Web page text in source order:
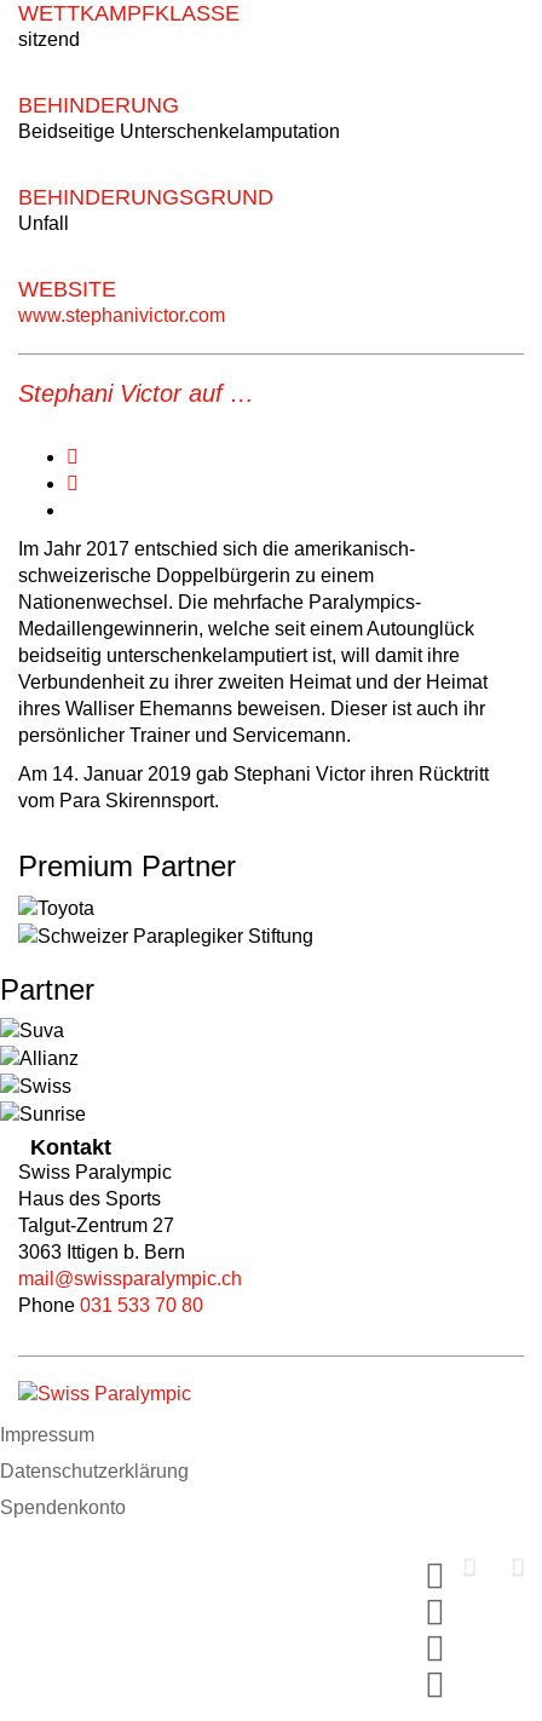
WETTKAMPFKLASSE
sitzend
BEHINDERUNG
Beidseitige Unterschenkelamputation
BEHINDERUNGSGRUND
Unfall
WEBSITE
www.stephanivictor.com
Stephani Victor auf …
Im Jahr 2017 entschied sich die amerikanisch-
schweizerische Doppelbürgerin zu einem
Nationenwechsel. Die mehrfache Paralympics-
Medaillengewinnerin, welche seit einem Autounglück
beidseitig unterschenkelamputiert ist, will damit ihre
Verbundenheit zu ihrer zweiten Heimat und der Heimat
ihres Walliser Ehemanns beweisen. Dieser ist auch ihr
persönlicher Trainer und Servicemann.
Am 14. Januar 2019 gab Stephani Victor ihren Rücktritt
vom Para Skirennsport.
Premium Partner
Partner
Kontakt
Swiss Paralympic
Haus des Sports
Talgut-Zentrum 27
3063 Ittigen b. Bern
mail@swissparalympic.ch
Phone 031 533 70 80
Impressum
Datenschutzerklärung
Spendenkonto